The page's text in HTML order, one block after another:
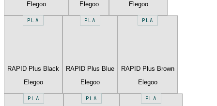
Elegoo
Elegoo
Elegoo
PLA
RAPID Plus Black
Elegoo
PLA
RAPID Plus Blue
Elegoo
PLA
RAPID Plus Brown
Elegoo
PLA PLA PLA